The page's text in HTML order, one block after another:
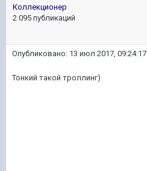
Коллекционер
2 095 публикаций
Опубликовано: 13 июл 2017, 09:24:17
Тонкий такой троллинг)